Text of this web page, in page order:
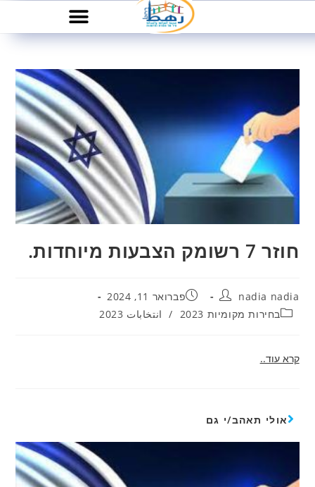
חוזר 7 רשומק הצבעות מיוחדות.
nadia nadia
פברואר 11, 2024
בחירות מקומיות 2023
/ انتخابات 2023
קרא עוד..
אולי תאהב/י גם